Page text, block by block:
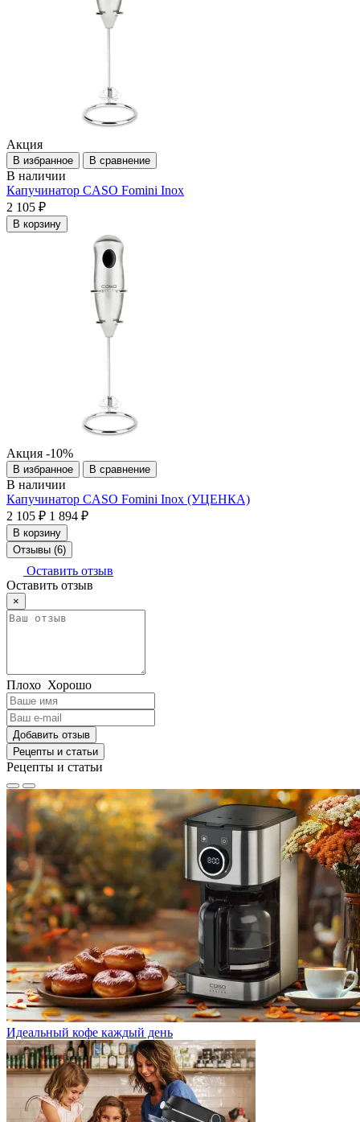
Акция
В избранное В сравнение
В наличии
Капучинатор CASO Fomini Inox
2 105 ₽
В корзину
Акция -10%
В избранное В сравнение
В наличии
Капучинатор CASO Fomini Inox (УЦЕНКА)
2 105 ₽ 1 894 ₽
В корзину
Отзывы (6)
Оставить отзыв
Оставить отзыв
×
Плохо Хорошо
Добавить отзыв
Рецепты и статьи
Рецепты и статьи
Идеальный кофе каждый день